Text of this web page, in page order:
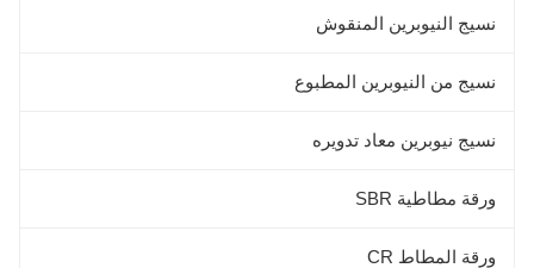
نسيج النيوبرين المنقوش
نسيج من النيوبرين المطبوع
نسيج نيوبرين معاد تدويره
ورقة مطاطية SBR
ورقة المطاط CR